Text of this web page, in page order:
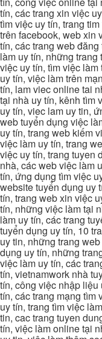
tín, các trang xin việc
tìm việc uy tín, trang
trên facebook, web xin
tín, các trang web
làm uy tín, những trang
việc uy tín, tìm việc
uy tín, việc làm trên
tín, lam viec online tai
tại nhà uy tín, kênh tìm
uy tín, viec lam uy tin,
web tuyển dụng việc
uy tín, trang web kiếm
việc làm uy tín, trang
việc uy tín, trang tuyen
nhà, các web việc làm
tín, ứng dụng tìm việc
website tuyển dụng uy
tín, trang web xin việc
tín, những việc làm tại
làm uy tín, các trang
tuyển dụng uy tín, 10
uy tin, những trang
dụng uy tín, những
việc làm uy tín, các
tín, vietnamwork nhà
tín, công việc nhập liệu
tín, các trang mạng tìm
uy tín, trang tìm việc
tin, cac trang tuyen
tín, việc làm online tại